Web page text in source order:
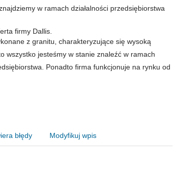
w ramach działalności przedsiębiorstwa
firmy Dallis.
z granitu, charakteryzujące się wysoką
wszystko jesteśmy w stanie znaleźć w ramach
Ponadto firma funkcjonuje na rynku od
błędy Modyfikuj wpis